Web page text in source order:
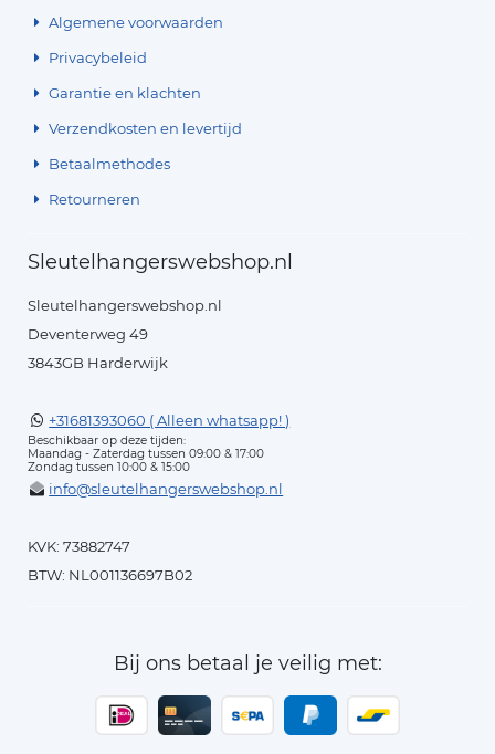
Algemene voorwaarden
Privacybeleid
Garantie en klachten
Verzendkosten en levertijd
Betaalmethodes
Retourneren
Sleutelhangerswebshop.nl
Sleutelhangerswebshop.nl
Deventerweg 49
3843GB Harderwijk
+31681393060 ( Alleen whatsapp! )
Beschikbaar op deze tijden:
Maandag - Zaterdag tussen 09:00 & 17:00
Zondag tussen 10:00 & 15:00
info@sleutelhangerswebshop.nl
KVK: 73882747
BTW: NL001136697B02
Bij ons betaal je veilig met: